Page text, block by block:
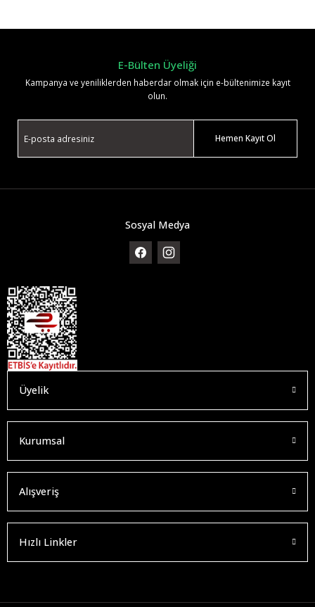
E-Bülten Üyeliği
Kampanya ve yeniliklerden haberdar olmak için e-bültenimize kayıt
olun.
Hemen Kayıt Ol
Sosyal Medya
Üyelik
Kurumsal
Alışveriş
Hızlı Linkler